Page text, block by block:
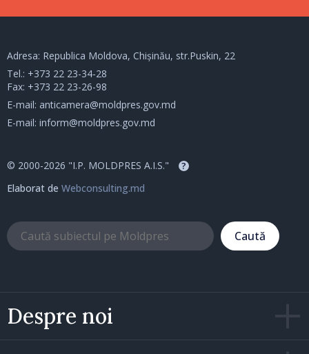
Despre noi
Adresa: Republica Moldova, Chișinău, str.Puskin, 22
Tel.: +373 22 23-34-28
Fax: +373 22 23-26-98
E-mail: anticamera@moldpres.gov.md
E-mail: inform@moldpres.gov.md
© 2000-2026 "I.P. MOLDPRES A.I.S." ?
Elaborat de Webconsulting.md
Caută